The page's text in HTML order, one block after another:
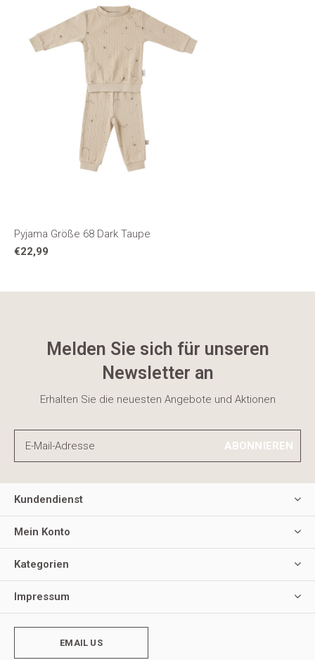
Pyjama Größe 68 Dark Taupe
€22,99
Melden Sie sich für unseren
Newsletter an
Erhalten Sie die neuesten Angebote und Aktionen
ABONNIEREN
Kundendienst
Mein Konto
Kategorien
Impressum
EMAIL US